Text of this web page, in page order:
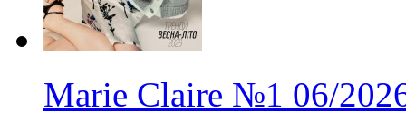
Marie Claire №1 06/